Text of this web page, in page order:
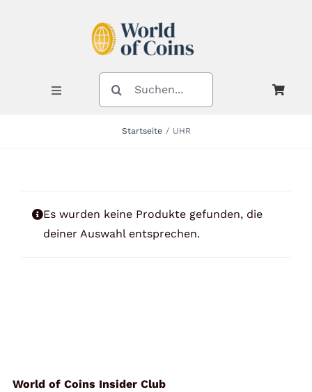
Toggle
Navigation
SUCHE
NACH:
Startseite UHR
Es wurden keine Produkte gefunden, die
deiner Auswahl entsprechen.
World of Coins Insider Club